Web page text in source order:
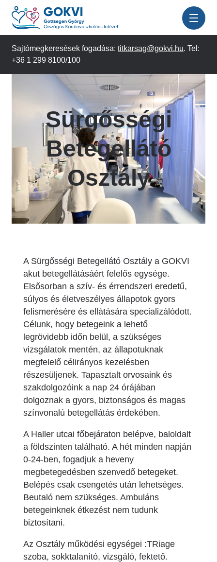
Ugrás
tartalomra
Sajtómegkeresések fogadása: titkarsag@gokvi.hu. Tel:
+36 1 299 8100/100
Sürgősségi
Betegellátó
Osztály
A Sürgősségi Betegellátó Osztály a GOKVI
akut betegellátásáért felelős egysége.
Elsősorban a szív- és érrendszeri eredetű,
súlyos és életveszélyes állapotok gyors
felismerésére és ellátására specializálódott.
Célunk, hogy betegeink a lehető
legrövidebb időn belül, a szükséges
vizsgálatok mentén, az állapotuknak
megfelelő célirányos kezelésben
részesüljenek. Tapasztalt orvosaink és
szakdolgozóink a nap 24 órájában
dolgoznak a gyors, biztonságos és magas
színvonalú betegellátás érdekében.
A Haller utcai főbejáraton belépve, baloldalt
a földszinten található. A hét minden napján
0-24-ben, fogadjuk a heveny
megbetegedésben szenvedő betegeket.
Belépés csak csengetés után lehetséges.
Beutaló nem szükséges. Ambuláns
betegeinknek étkezést nem tudunk
biztosítani.
Az Osztály működési egységei :TRiage
szoba, sokktalanító, vizsgáló, fektető.